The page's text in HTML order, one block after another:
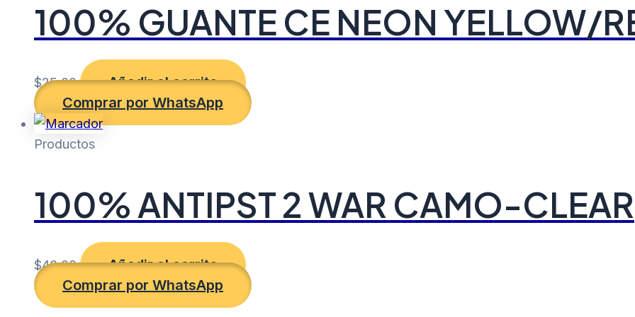
100% GUANTE CE NEON YELLOW/
$25.00
Añadir al carrito
Comprar por WhatsApp
Productos
100% ANTIPST 2 WAR CAMO-CLEAR
$40.00
Añadir al carrito
Comprar por WhatsApp